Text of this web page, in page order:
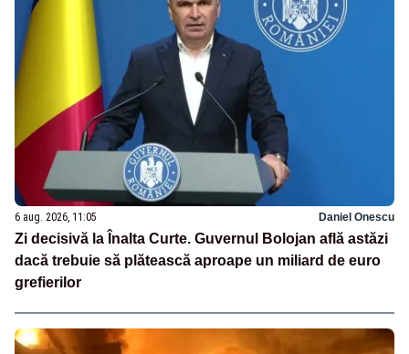
6 aug. 2026, 11:05 Daniel Onescu
Zi decisivă la Înalta Curte. Guvernul Bolojan află astăzi
dacă trebuie să plătească aproape un miliard de euro
grefierilor